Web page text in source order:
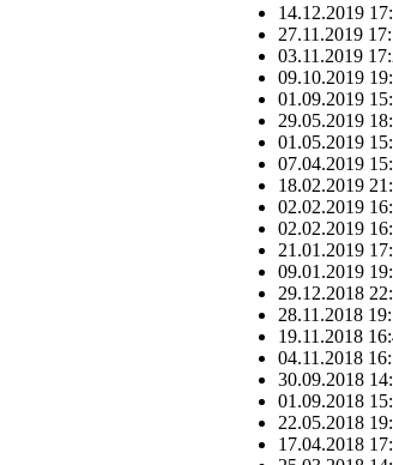
14.12.2019
27.11.2019
03.11.2019
09.10.2019
01.09.2019
29.05.2019
01.05.2019
07.04.2019
18.02.2019
02.02.2019
02.02.2019
21.01.2019
09.01.2019
29.12.2018
28.11.2018
19.11.2018
04.11.2018
30.09.2018
01.09.2018
22.05.2018
17.04.2018